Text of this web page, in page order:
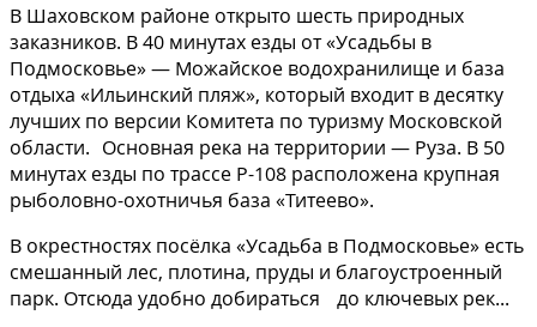
В Шаховском районе открыто шесть природных
заказников. В 40 минутах езды от «Усадьбы в
Подмосковье» — Можайское водохранилище и база
отдыха «Ильинский пляж», который входит в десятку
лучших по версии Комитета по туризму Московской
области. Основная река на территории — Руза. В 50
минутах езды по трассе Р-108 расположена крупная
рыболовно-охотничья база «Титеево».
В окрестностях посёлка «Усадьба в Подмосковье» есть
смешанный лес, плотина, пруды и благоустроенный
парк. Отсюда удобно добираться до ключевых рек...